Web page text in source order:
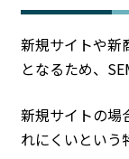
新規サイトや新
となるため、
新規サイトの場
れにくいという